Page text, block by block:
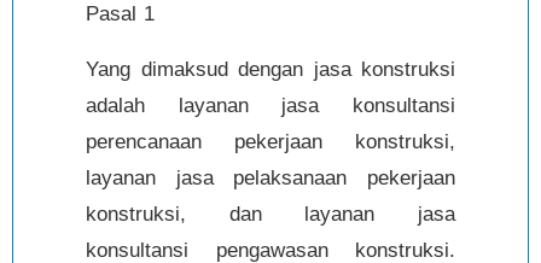
Pasal 1
Yang dimaksud dengan jasa konstruksi
adalah layanan jasa konsultansi
perencanaan pekerjaan konstruksi,
layanan jasa pelaksanaan pekerjaan
konstruksi, dan layanan jasa
konsultansi pengawasan konstruksi.